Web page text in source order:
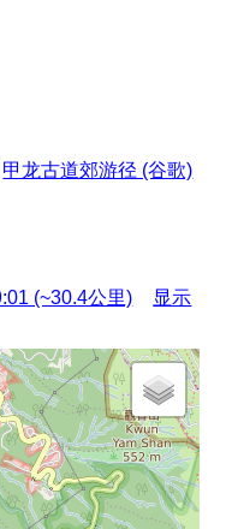
甲龙古道郊游径 (谷歌)
(~30.4公里)
显示